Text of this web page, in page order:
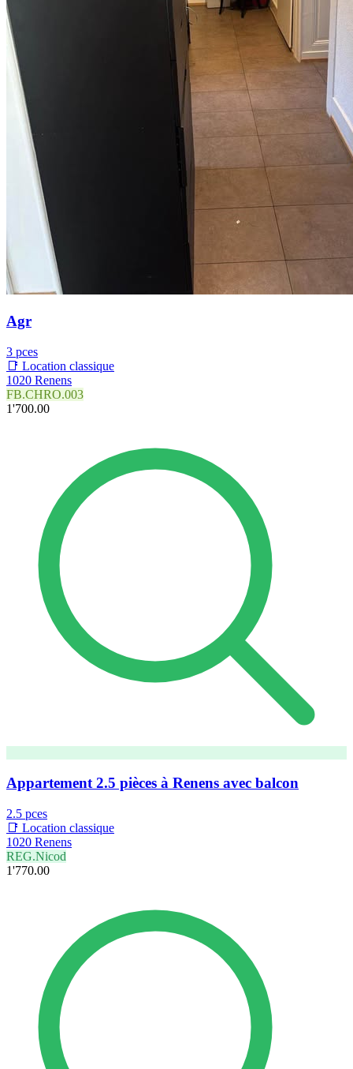
Agr
3 pces
📑 Location classique
1020 Renens
FB.CHRO.003
1'700.00
Appartement 2.5 pièces à Renens avec balcon
2.5 pces
📑 Location classique
1020 Renens
REG.Nicod
1'770.00